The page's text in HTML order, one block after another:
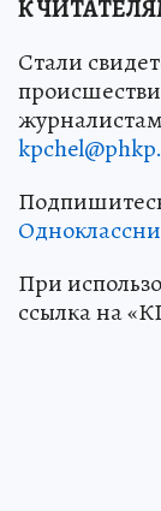
К
Стали
При
ссылка на